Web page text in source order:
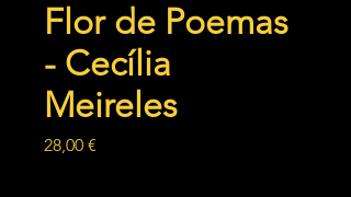
Flor de Poemas
- Cecília
Meireles
28,00 €